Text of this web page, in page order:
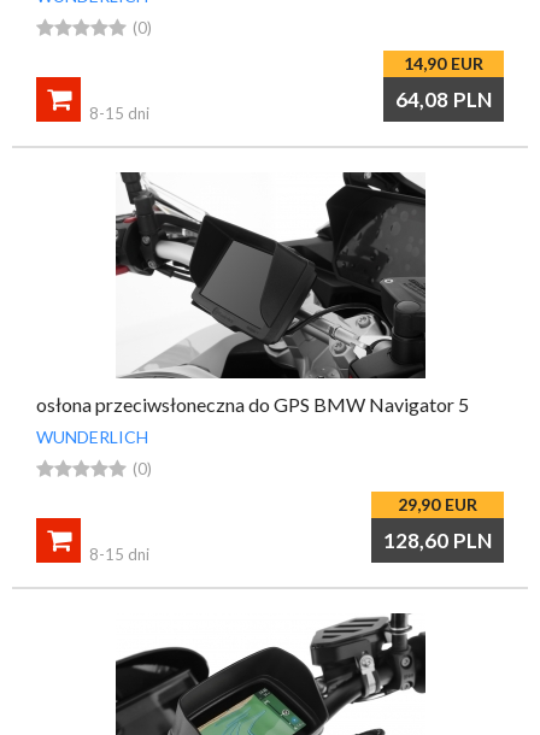
 (0)
14,90 EUR
64,08 PLN

8-15 dni
osłona przeciwsłoneczna do GPS BMW Navigator 5
WUNDERLICH
 (0)
29,90 EUR
128,60 PLN

8-15 dni